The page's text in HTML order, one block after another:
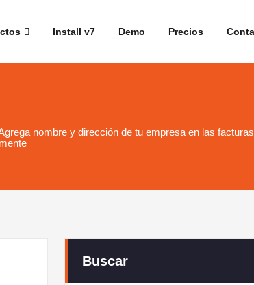
Install v7 Demo Precios
nombre y dirección de tu empresa en las
Buscar